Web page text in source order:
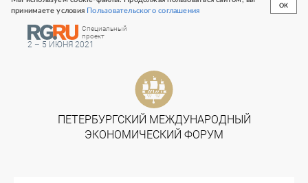
принимаете условия Пользовательского соглашения
OK
Специальный
проект
2 – 5 ИЮНЯ 2021